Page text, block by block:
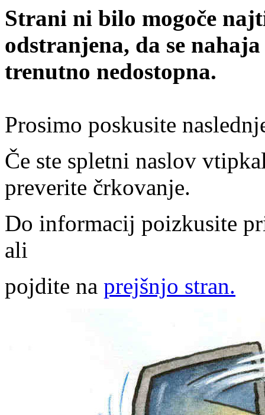
Strani ni bilo mogoče
odstranjena, da se
trenutno nedostopna.
Prosimo poskusite
Če ste spletni naslov
preverite črkovanje.
Do informacij poizkusite
ali
pojdite na prejšnjo stran.